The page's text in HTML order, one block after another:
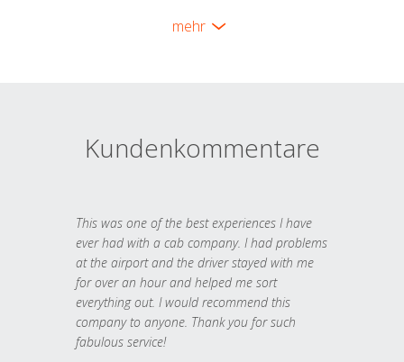
mehr
Kundenkommentare
This was one of the best experiences I have
ever had with a cab company. I had problems
at the airport and the driver stayed with me
for over an hour and helped me sort
everything out. I would recommend this
company to anyone. Thank you for such
fabulous service!